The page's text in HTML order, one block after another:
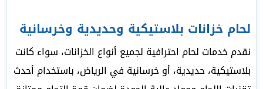
لحام خزانات بلاستيكية وحديدية وخرسانية
نقدم خدمات لحام احترافية لجميع أنواع الخزانات، سواء كانت
بلاستيكية، حديدية، أو خرسانية في الرياض، باستخدام أحدث